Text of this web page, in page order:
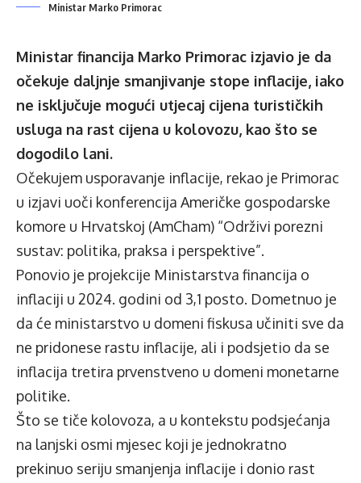
Ministar Marko Primorac
Ministar financija Marko Primorac izjavio je da
očekuje daljnje smanjivanje stope inflacije, iako
ne isključuje mogući utjecaj cijena turističkih
usluga na rast cijena u kolovozu, kao što se
dogodilo lani.
Očekujem usporavanje inflacije, rekao je Primorac
u izjavi uoči konferencija Američke gospodarske
komore u Hrvatskoj (AmCham) “Održivi porezni
sustav: politika, praksa i perspektive”.
Ponovio je projekcije Ministarstva financija o
inflaciji u 2024. godini od 3,1 posto. Dometnuo je
da će ministarstvo u domeni fiskusa učiniti sve da
ne pridonese rastu inflacije, ali i podsjetio da se
inflacija tretira prvenstveno u domeni monetarne
politike.
Što se tiče kolovoza, a u kontekstu podsjećanja
na lanjski osmi mjesec koji je jednokratno
prekinuo seriju smanjenja inflacije i donio rast